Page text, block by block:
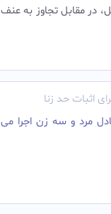
در مقابل تجاوز به عنف
اثبات حد زنا
مرد و سه زن اجرا می